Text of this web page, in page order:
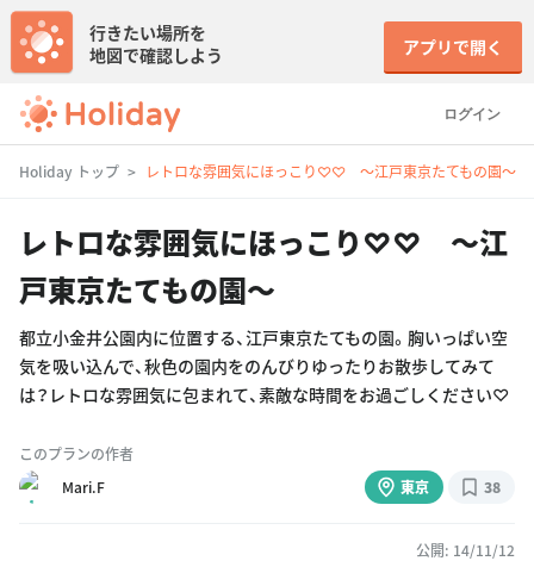
ログイン
行きたい場所を
地図で確認しよう
アプリで開く
Holiday トップ レトロな雰囲気にほっこり♡♡ 〜江戸東京たてもの園〜
レトロな雰囲気にほっこり♡♡ 〜江
戸東京たてもの園〜
都立小金井公園内に位置する、江戸東京たてもの園。胸いっぱい空
気を吸い込んで、秋色の園内をのんびりゆったりお散歩してみて
は？レトロな雰囲気に包まれて、素敵な時間をお過ごしください♡
このプランの作者
Mari.F
東京 38
公開: 14/11/12